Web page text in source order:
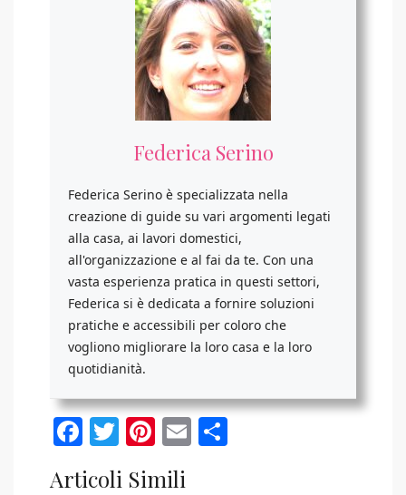
Federica Serino
Federica Serino è specializzata nella
creazione di guide su vari argomenti legati
alla casa, ai lavori domestici,
all'organizzazione e al fai da te. Con una
vasta esperienza pratica in questi settori,
Federica si è dedicata a fornire soluzioni
pratiche e accessibili per coloro che
vogliono migliorare la loro casa e la loro
quotidianità.
Facebook
Twitter
Pinterest
Email
Articoli Simili